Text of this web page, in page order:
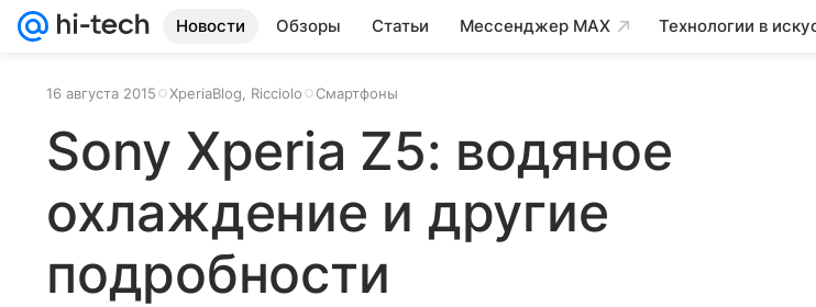
Новости Обзоры Статьи Мессенджер MAX Технологии в
16 августа 2015 XperiaBlog, Ricciolo Смартфоны
Sony Xperia Z5: водяное
охлаждение и другие
подробности